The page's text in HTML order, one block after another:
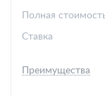
Полная
Ставка
Преимущества